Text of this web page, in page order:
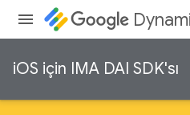
iOS için IMA DAI SDK'sı